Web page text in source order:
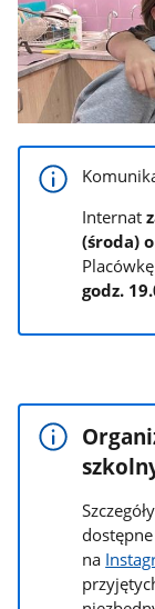
Internat
(środa)
godz.
na